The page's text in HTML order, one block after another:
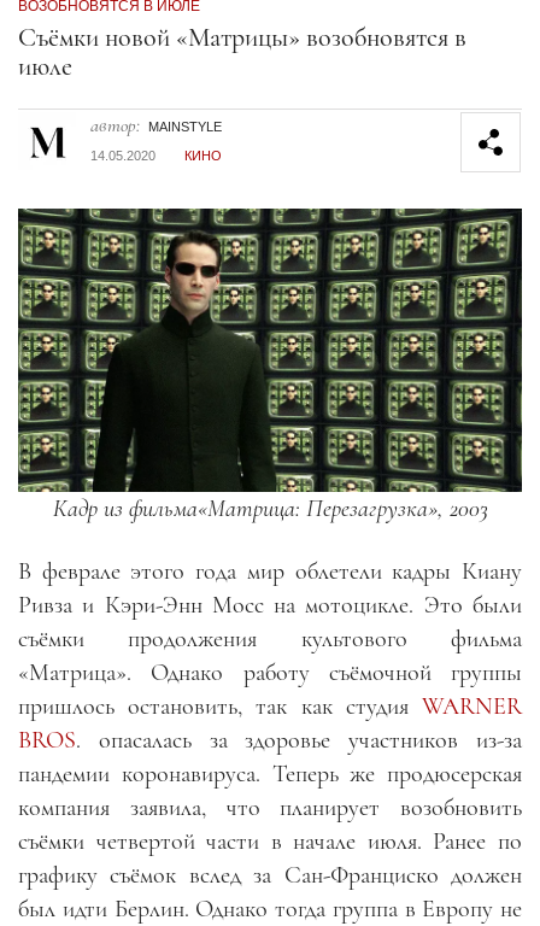
ВОЗОБНОВЯТСЯ В ИЮЛЕ
Секция статей
Съёмки новой «Матрицы» возобновятся в
июле
автор:
MAINSTYLE
14.05.2020
КИНО
Кадр из фильма«Матрица: Перезагрузка», 2003
В феврале этого года мир облетели кадры Киану
Ривза и Кэри-Энн Мосс на мотоцикле. Это были
съёмки продолжения культового фильма
«Матрица». Однако работу съёмочной группы
пришлось остановить, так как студия WARNER
BROS. опасалась за здоровье участников из-за
пандемии коронавируса. Теперь же продюсерская
компания заявила, что планирует возобновить
съёмки четвертой части в начале июля. Ранее по
графику съёмок вслед за Сан-Франциско должен
был идти Берлин. Однако тогда группа в Европу не